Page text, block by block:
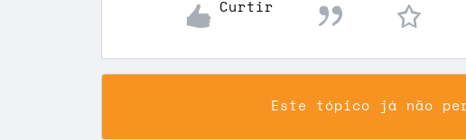
Curtir
Este tópico já não